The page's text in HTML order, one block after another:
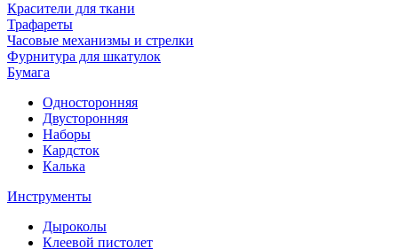
Красители для ткани
Трафареты
Часовые механизмы и стрелки
Фурнитура для шкатулок
Бумага
Односторонняя
Двусторонняя
Наборы
Кардсток
Калька
Инструменты
Дыроколы
Клеевой пистолет